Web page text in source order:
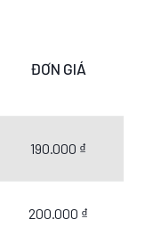
ĐƠN GIÁ
190.000 ₫
200.000 ₫